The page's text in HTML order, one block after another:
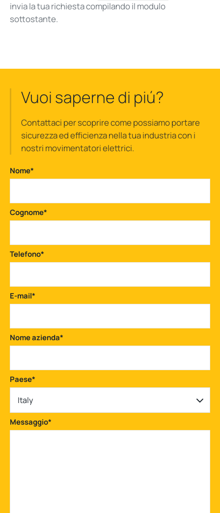
invia la tua richiesta compilando il modulo
sottostante.
Vuoi saperne di piú?
Contattaci per scoprire come possiamo portare
sicurezza ed efficienza nella tua industria con i
nostri movimentatori elettrici.
Nome*
Cognome*
Telefono*
E-mail*
Nome azienda*
Paese*
Italy
Messaggio*